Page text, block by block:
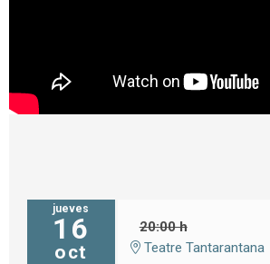
jueves
16
oct
20:00 h
Teatre Tantarantana